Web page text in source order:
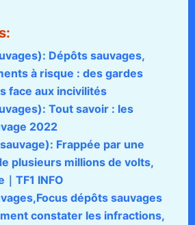
Dépôts sauvages,
à risque : des gardes
face aux incivilités
Tout savoir : les
2022
Frappée par une
plusieurs millions de volts,
TF1 INFO
dépôts sauvages
constater les infractions,